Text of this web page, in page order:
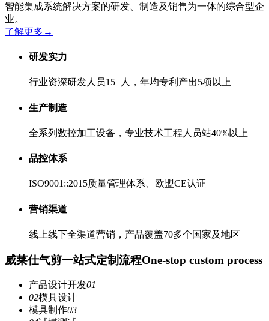
智能集成系统解决方案的研发、制造及销售为一体的综合型企
业。
了解更多 →
研发实力
行业资深研发人员15+人，年均专利产出5项以上
生产制造
全系列数控加工设备，专业技术工程人员站40%以上
品控体系
ISO9001::2015质量管理体系、欧盟CE认证
营销渠道
线上线下全渠道营销，产品覆盖70多个国家及地区
威莱仕气剪一站式定制流程One-stop custom process
产品设计开发01
02模具设计
模具制作03